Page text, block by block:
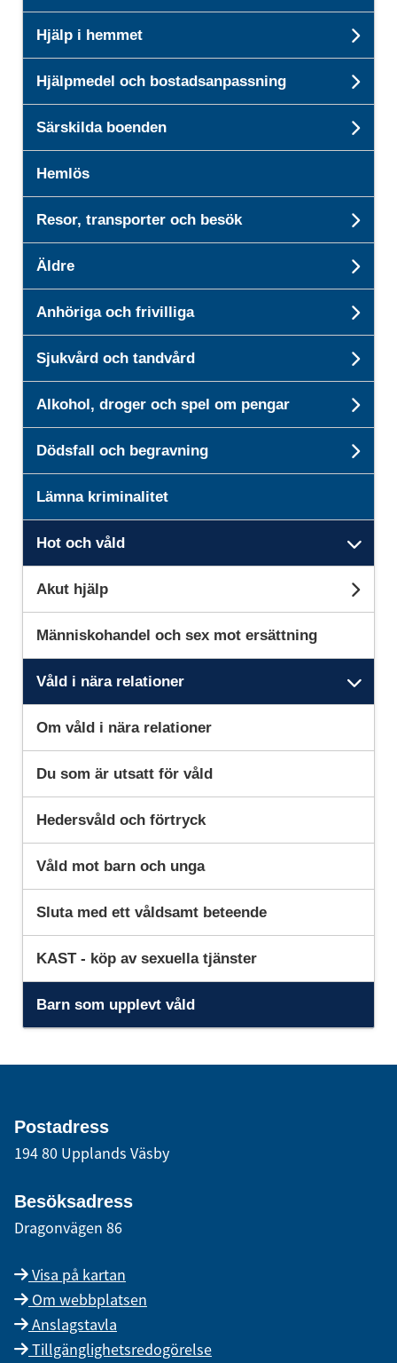
Hjälp i hemmet
Hjälpmedel och bostadsanpassning
Särskilda boenden
Hemlös
Resor, transporter och besök
Äldre
Anhöriga och frivilliga
Sjukvård och tandvård
Alkohol, droger och spel om pengar
Dödsfall och begravning
Lämna kriminalitet
Hot och våld
Akut hjälp
Människohandel och sex mot ersättning
Våld i nära relationer
Om våld i nära relationer
Du som är utsatt för våld
Hedersvåld och förtryck
Våld mot barn och unga
Sluta med ett våldsamt beteende
KAST - köp av sexuella tjänster
Barn som upplevt våld
Postadress
194 80 Upplands Väsby
Besöksadress
Dragonvägen 86
Visa på kartan
Om webbplatsen
Anslagstavla
Tillgänglighetsredogörelse